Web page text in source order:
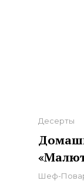
Categories
Десерты
By
Шеф-